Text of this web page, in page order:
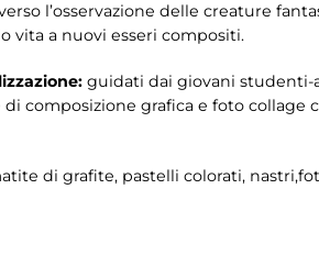
l’osservazione delle creature
vita a nuovi esseri compositi.
guidati dai giovani studenti-
composizione grafica e foto
di grafite, pastelli colorati,